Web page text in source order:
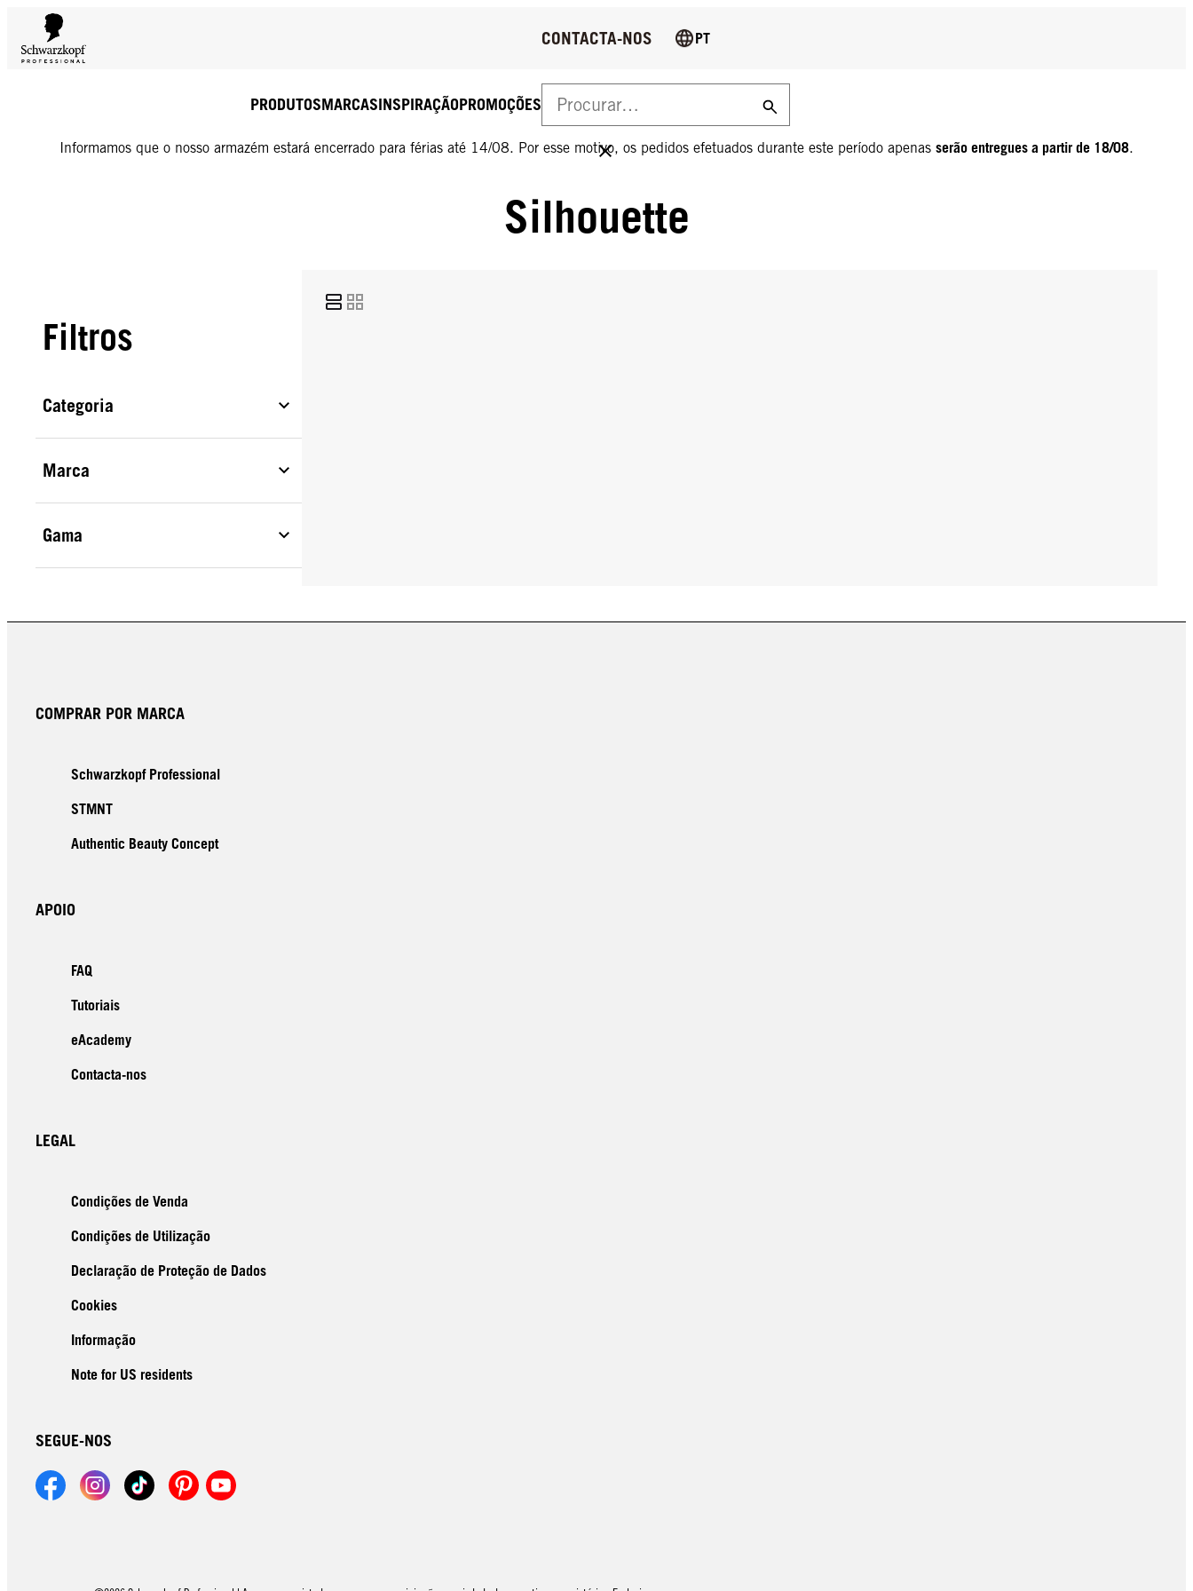
Informamos que o nosso armazém estará encerrado para férias até 14/08. Por esse motivo, os pedidos efetuados durante este período apenas serão entregues a partir de 18/08.
PRODUTOSMARCASINSPIRAÇÃOPROMOÇÕES
CONTACTA-NOS PT
Silhouette
Filtros
Categoria
Marca
Gama
COMPRAR POR MARCA
Schwarzkopf Professional
STMNT
Authentic Beauty Concept
APOIO
FAQ
Tutoriais
eAcademy
Contacta-nos
LEGAL
Condições de Venda
Condições de Utilização
Declaração de Proteção de Dados
Cookies
Informação
Note for US residents
SEGUE-NOS